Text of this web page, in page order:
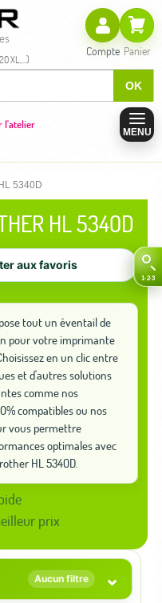
XL,...)
OK
Compte Panier
l'atelier
MENU
5340D
HL 5340D
aux favoris
tout un éventail de
pour votre imprimante
en un clic entre
et d'autres solutions
comme nos
compatibles ou nos
vous permettre
optimales avec
HL 5340D.
prix
Aucun filtre ⌄